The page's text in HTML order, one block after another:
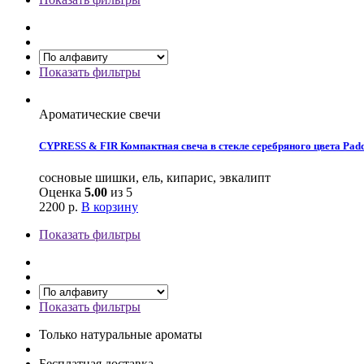
Показать фильтры
Ароматические свечи
CYPRESS & FIR Компактная свеча в стекле серебряного цвета
сосновые шишки, ель, кипарис, эвкалипт
Оценка 5.00 из 5
2200 р. В корзину
Показать фильтры
Показать фильтры
Только натуральные ароматы